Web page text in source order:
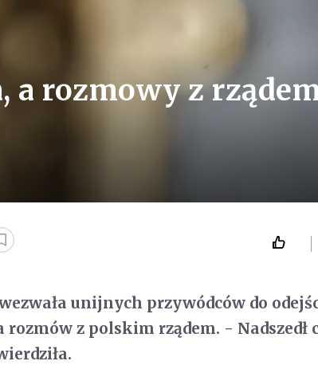
rozmowy z
unijnych przywódców do
z polskim rządem. - Nadszedł